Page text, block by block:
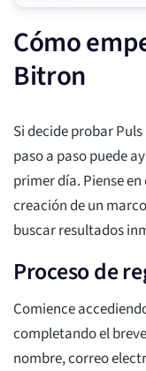
Cómo
Bitron
Si decide probar
paso a paso puede
primer día. Piense
creación de un
buscar resultados
Proceso de
Comience
completando el
nombre, correo